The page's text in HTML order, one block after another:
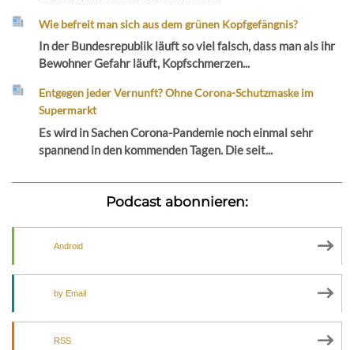
Wie befreit man sich aus dem grünen Kopfgefängnis?
In der Bundesrepublik läuft so viel falsch, dass man als ihr
Bewohner Gefahr läuft, Kopfschmerzen...
Entgegen jeder Vernunft? Ohne Corona-Schutzmaske im
Supermarkt
Es wird in Sachen Corona-Pandemie noch einmal sehr
spannend in den kommenden Tagen. Die seit...
Podcast abonnieren:
Android
by Email
RSS